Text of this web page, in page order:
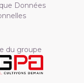
Données
du groupe